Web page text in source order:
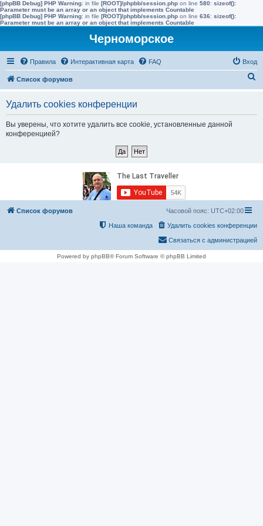
[phpBB Debug] PHP Warning: in file [ROOT]/phpbb/session.php on line 580: sizeof():
Parameter must be an array or an object that implements Countable
[phpBB Debug] PHP Warning: in file [ROOT]/phpbb/session.php on line 636: sizeof():
Parameter must be an array or an object that implements Countable
Черноморское
Правила Интерактивная карта FAQ Вход
Список форумов
Удалить cookies конференции
Вы уверены, что хотите удалить все cookie, установленные данной
конференцией?
Список форумов Часовой пояс: UTC+02:00
Удалить cookies конференции
Наша команда
Связаться с администрацией
Powered by phpBB® Forum Software © phpBB Limited